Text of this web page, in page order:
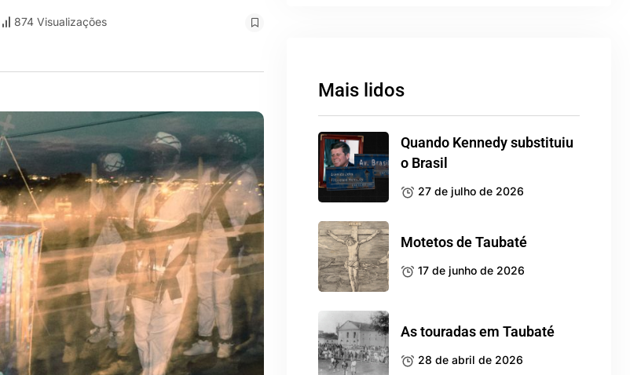
874 Visualizações
Mais lidos
Quando Kennedy substituiu
o Brasil
27 de julho de 2026
Motetos de Taubaté
17 de junho de 2026
As touradas em Taubaté
28 de abril de 2026